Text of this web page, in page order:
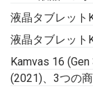
液晶タブレット
液晶タブレット
Kamvas 16
(2021)、3つの